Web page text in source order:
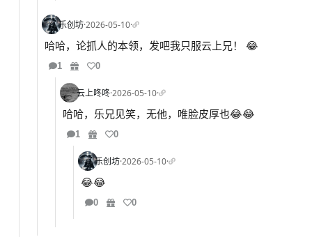
乐创坊·2026-05-10·
哈哈，论抓人的本领，发吧我只服云上兄！ 😂
1 0
云上咚咚·2026-05-10·
哈哈，乐兄见笑，无他，唯脸皮厚也😂😂
1 0
乐创坊·2026-05-10·
😂😂
0 0